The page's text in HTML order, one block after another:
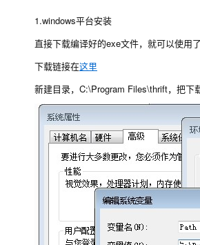
1.windows平台安装
直接下载编译好的exe文件，就可以使用了
下载链接在这里
新建目录，C:\Program Files\thrift，把下